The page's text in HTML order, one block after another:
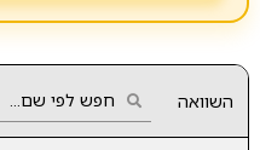
השוואה